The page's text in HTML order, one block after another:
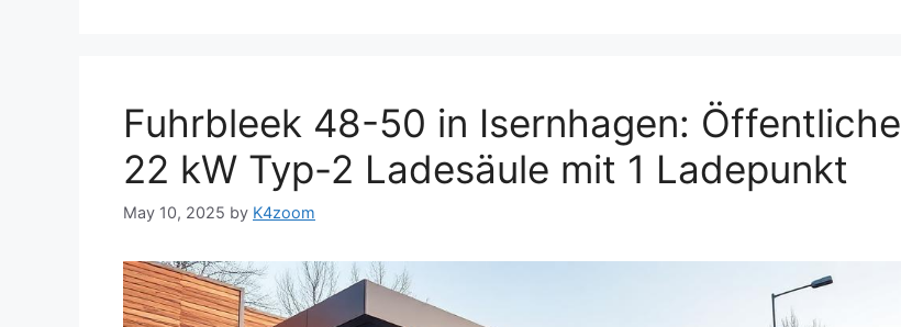
Fuhrbleek 48-50 in Isernhagen: Öffentliche
22 kW Typ-2 Ladesäule mit 1 Ladepunkt
May 10, 2025 by K4zoom